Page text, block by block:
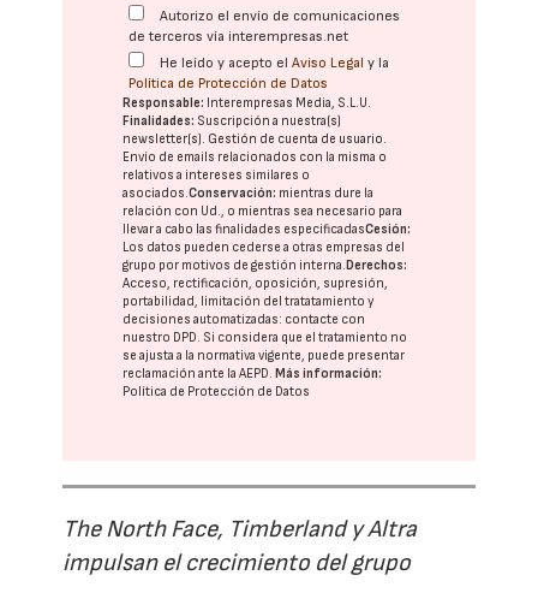
Autorizo el envío de comunicaciones
de terceros vía interempresas.net
He leído y acepto elAviso Legal y la
Política de Protección de Datos
Responsable: Interempresas Media, S.L.U.
Finalidades: Suscripción a nuestra(s)
newsletter(s). Gestión de cuenta de usuario.
Envío de emails relacionados con la misma o
relativos a intereses similares o
asociados.Conservación: mientras dure la
relación con Ud., o mientras sea necesario para
llevar a cabo las finalidades especificadasCesión:
Los datos pueden cederse a otras empresas del
grupo por motivos de gestión interna.Derechos:
Acceso, rectificación, oposición, supresión,
portabilidad, limitación del tratatamiento y
decisiones automatizadas: contacte con
nuestro DPD. Si considera que el tratamiento no
se ajusta a la normativa vigente, puede presentar
reclamación ante laAEPD.Más información:
Política de Protección de Datos
The North Face, Timberland y Altra
impulsan el crecimiento del grupo